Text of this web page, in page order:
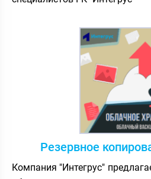
Резервное
Компания "Интегрус"